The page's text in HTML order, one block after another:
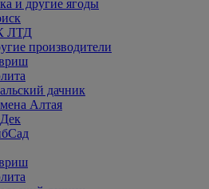
и другие ягоды
ЛТД
производители
дачник
Алтая